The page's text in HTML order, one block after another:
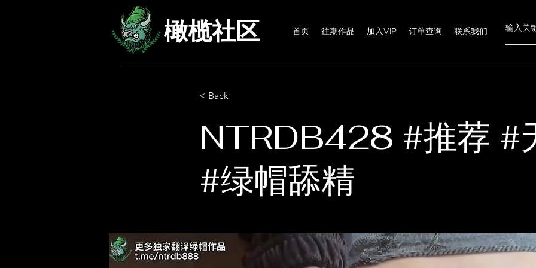
橄榄社区 首页 往期作品 加入VIP 订单查询 联系我们
< Back
NTRDB428 #推荐 #
#绿帽舔精